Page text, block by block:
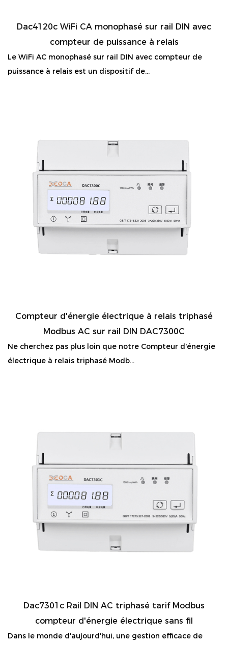
Dac4120c WiFi CA monophasé sur rail DIN avec
compteur de puissance à relais
Le WiFi AC monophasé sur rail DIN avec compteur de
puissance à relais est un dispositif de...
Compteur d'énergie électrique à relais triphasé
Modbus AC sur rail DIN DAC7300C
Ne cherchez pas plus loin que notre Compteur d'énergie
électrique à relais triphasé Modb...
Dac7301c Rail DIN AC triphasé tarif Modbus
compteur d'énergie électrique sans fil
Dans le monde d'aujourd'hui, une gestion efficace de